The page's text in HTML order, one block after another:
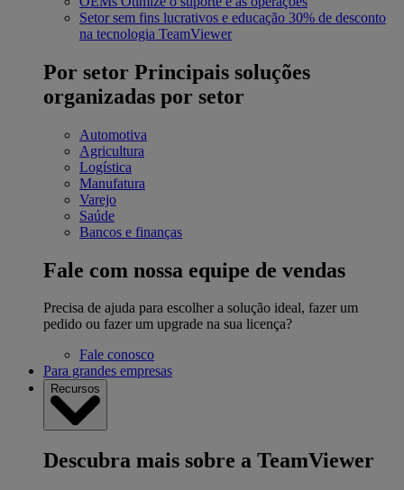
Setor sem fins lucrativos e educação 30% de desconto
na tecnologia TeamViewer
Por setor Principais soluções
organizadas por setor
Automotiva
Agricultura
Logística
Manufatura
Varejo
Saúde
Bancos e finanças
Fale com nossa equipe de vendas
Precisa de ajuda para escolher a solução ideal, fazer um
pedido ou fazer um upgrade na sua licença?
Fale conosco
Para grandes empresas
Recursos
Descubra mais sobre a TeamViewer